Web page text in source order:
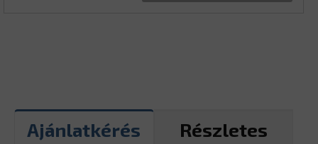
Ajánlatkérés
Részletes